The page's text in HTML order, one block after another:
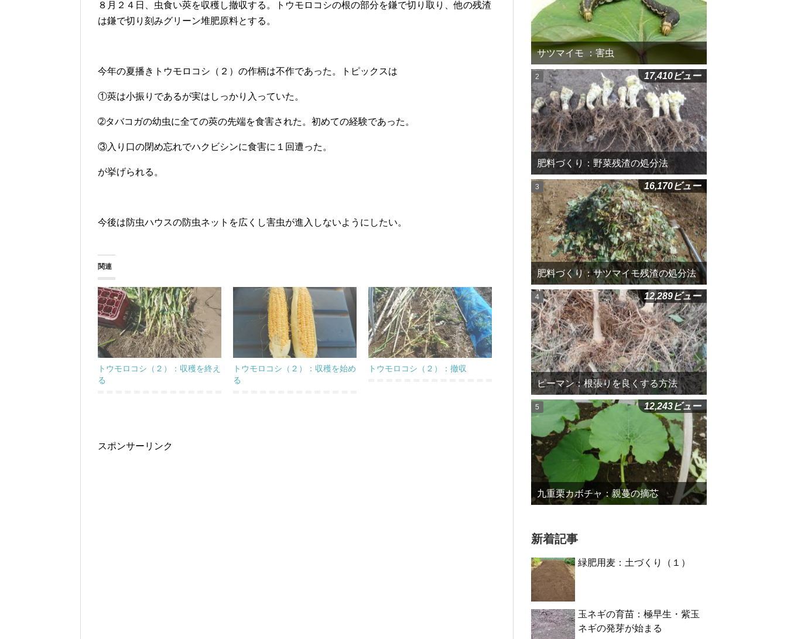
８月２４日、虫食い莢を収穫し撤収する。トウモロコシの根の部分を鎌で切り取り、他の残渣
は鎌で切り刻みグリーン堆肥原料とする。
今年の夏播きトウモロコシ（２）の作柄は不作であった。トピックスは
①莢は小振りであるが実はしっかり入っていた。
➁タバコガの幼虫に全ての莢の先端を食害された。初めての経験であった。
③入り口の閉め忘れでハクビシンに食害に１回遭った。
が挙げられる。
今後は防虫ハウスの防虫ネットを広くし害虫が進入しないようにしたい。
関連
トウモロコシ（２）：収穫を終え
る
トウモロコシ（２）：収穫を始め
る
トウモロコシ（２）：撤収
スポンサーリンク
サツマイモ ：害虫
肥料づくり：野菜残渣の処分法
17,410ビュー
肥料づくり：サツマイモ残渣の処分法
16,170ビュー
ピーマン：根張りを良くする方法
12,289ビュー
九重栗カボチャ：親蔓の摘芯
12,243ビュー
新着記事
緑肥用麦：土づくり（１）
玉ネギの育苗：極早生・紫玉
ネギの発芽が始まる